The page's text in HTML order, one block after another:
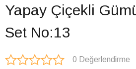
Yapay Çiçekli
Set No:13
0 Değerlendirme